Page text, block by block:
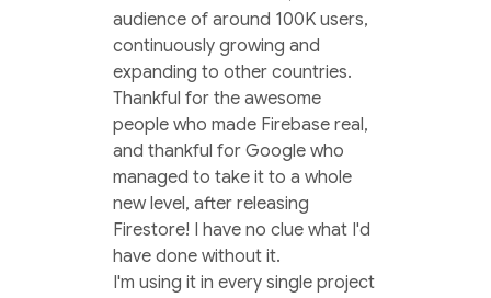
audience of around 100K users,
continuously growing and
expanding to other countries.
Thankful for the awesome
people who made Firebase real,
and thankful for Google who
managed to take it to a whole
new level, after releasing
Firestore! I have no clue what I'd
have done without it.
I'm using it in every single project